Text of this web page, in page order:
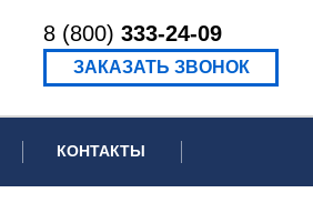
8 (800) 333-24-09
ЗАКАЗАТЬ ЗВОНОК
КОНТАКТЫ